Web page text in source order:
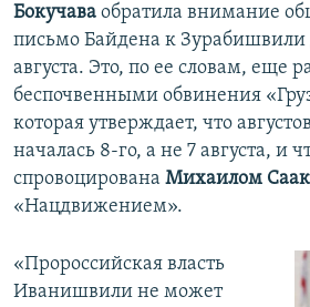
Бокучава обратила внимание
письмо Байдена к Зурабишвили
августа. Это, по ее словам, еще
беспочвенными обвинения
которая утверждает, что
началась 8-го, а не 7 августа, и
спровоцирована Михаилом
«Нацдвижением».
«Пророссийская власть
Иванишвили не может